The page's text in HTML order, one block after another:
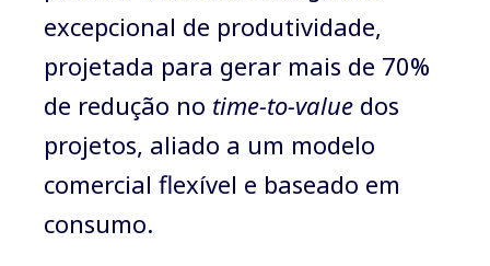
excepcional de produtividade,
projetada para gerar mais de 70%
de redução no time-to-value dos
projetos, aliado a um modelo
comercial flexível e baseado em
consumo.